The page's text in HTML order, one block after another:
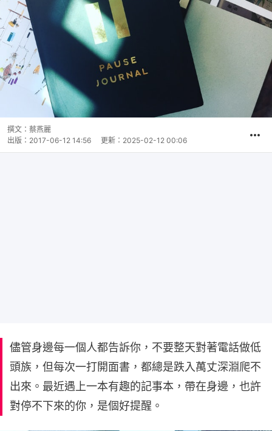
撰文： 蔡燕麗
出版： 2017-06-12 14:56 更新： 2025-02-12 00:06
儘管身邊每一個人都告訴你，不要整天對著電話做低
頭族，但每次一打開面書，都總是跌入萬丈深淵爬不
出來。最近遇上一本有趣的記事本，帶在身邊，也許
對停不下來的你，是個好提醒。